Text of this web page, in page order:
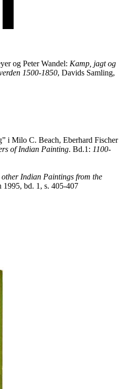
og Peter Wandel: Kamp, jagt og
1500-1850, Davids Samling,
i Milo C. Beach, Eberhard Fischer
of Indian Painting. Bd.1: 1100-
Indian Paintings from the
1995, bd. 1, s. 405-407